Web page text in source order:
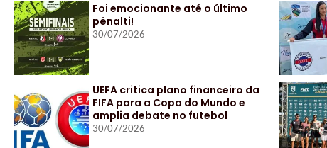
Foi emocionante até o último
pênalti!
30/07/2026
UEFA critica plano financeiro da
FIFA para a Copa do Mundo e
amplia debate no futebol
30/07/2026